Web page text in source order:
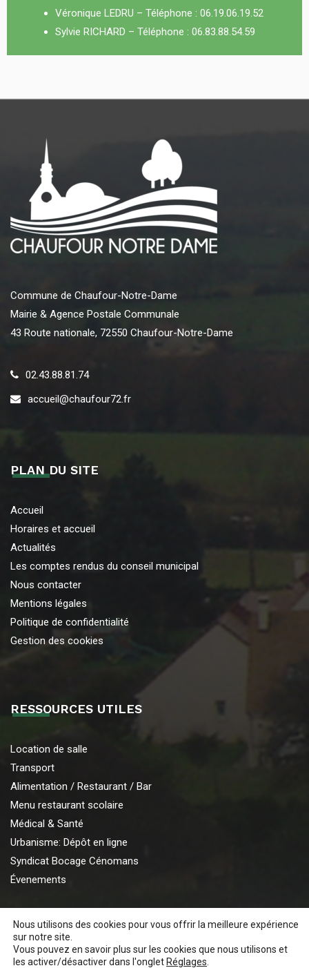
Véronique LEDRU – Téléphone : 06.19.06.19.52
Sylvie RICHARD – Téléphone : 06.83.88.54.59
Commune de Chaufour-Notre-Dame
Mairie & Agence Postale Communale
43 Route nationale, 72550 Chaufour-Notre-Dame
02.43.88.81.74
accueil@chaufour72.fr
PLAN DU SITE
Accueil
Horaires et accueil
Actualités
Les comptes rendus du conseil municipal
Nous contacter
Mentions légales
Politique de confidentialité
Gestion des cookies
RESSOURCES UTILES
Location de salle
Transport
Alimentation / Restaurant / Bar
Menu restaurant scolaire
Médical & Santé
Urbanisme: Dépôt en ligne
Syndicat Bocage Cénomans
Évenements
© 2026 Mairie de Chaufour notre Dame. Tous droits réservés.
Nous utilisons des cookies pour vous offrir la meilleure expérience
sur notre site.
Vous pouvez en savoir plus sur les cookies que nous utilisons et
les activer/désactiver dans l'onglet Réglages